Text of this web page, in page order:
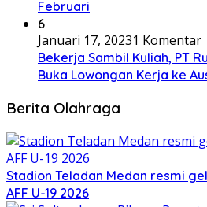
Februari
6
Januari 17, 20231 Komentar
Bekerja Sambil Kuliah, PT
Buka Lowongan Kerja ke
Berita Olahraga
Stadion Teladan Medan resmi
AFF U-19 2026